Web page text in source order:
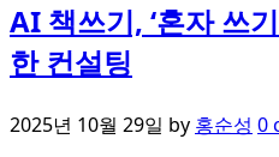
AI 책쓰기, ‘혼자 쓰
한 컨설팅
2025년 10월 29일 by 홍순성 0